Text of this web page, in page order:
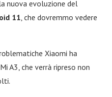
nuova evoluzione del
11 , che dovremmo vedere
Xiaomi ha
A3, che verrà ripreso non